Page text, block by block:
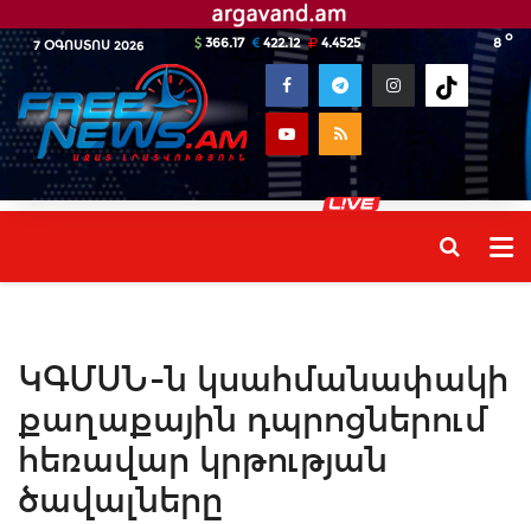
7 ՕԳՈՍՏՈՍ 2026 8 o
366.17 422.12 4.4525
ԿԳՄՍՆ-ն կսահմանափակի
քաղաքային դպրոցներում
հեռավար կրթության
ծավալները